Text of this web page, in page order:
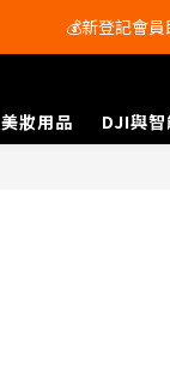
會員尊享購物
💰新登記會
美妝用品 DJI與